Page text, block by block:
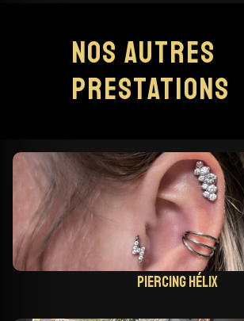
Nos autres
prestations
Piercing hélix